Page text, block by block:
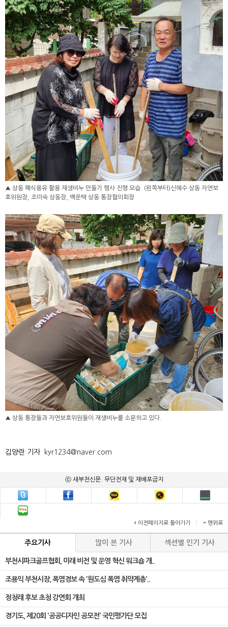
▲ 상동 폐식용유 활용 재생비누 만들기 행사 진행 모습. (왼쪽부터)신혜수 상동 자연보
호위원장, 조미숙 상동장, 백운택 상동 통장협의회장
▲ 상동 통장들과 자연보호위원들이 재생비누를 소분하고 있다.
김양란 기자 kyr1234@naver.com
ⓒ 새부천신문. 무단전재 및 재배포금지
이전페이지로 돌아가기 맨위로
주요기사 많이 본 기사 섹션별 인기 기사
부천시파크골프협회, 미래 비전 및 운영 혁신 워크숍 개..
조용익 부천시장, 폭염경보 속 '원도심 폭염 취약계층'..
정청래 후보 초청 강연회 개최
경기도, 제20회 '공공디자인 공모전' 국민평가단 모집